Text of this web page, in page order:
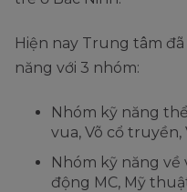
Hiện nay Trung tâm
năng với 3 nhóm:
Nhóm kỹ năng
vua, Võ cổ truyền,
Nhóm kỹ năng về
động MC, Mỹ